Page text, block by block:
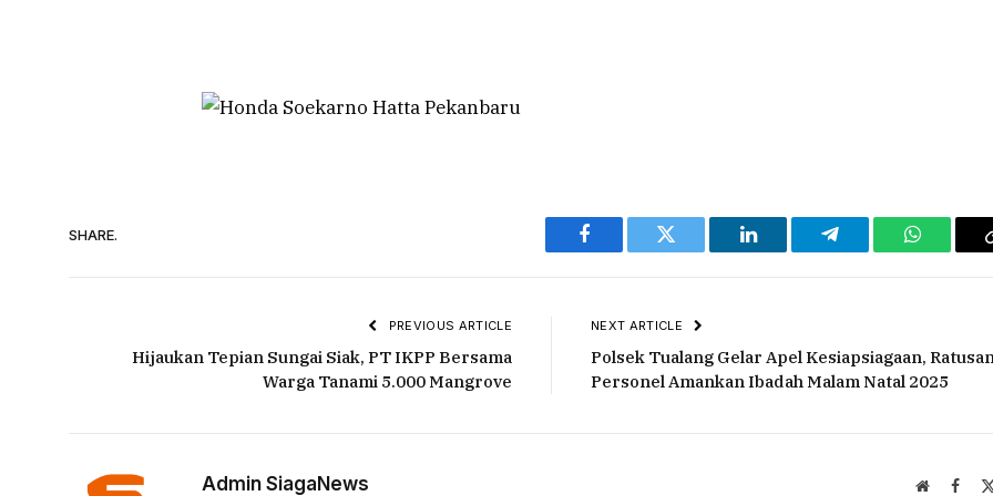
SHARE.
Facebook Twitter LinkedIn Telegram
PREVIOUS ARTICLE
Hijaukan Tepian Sungai Siak, PT IKPP Bersama
Warga Tanami 5.000 Mangrove
NEXT ARTICLE
Polsek Tualang Gelar Apel Kesiapsiagaan,
Personel Amankan Ibadah Malam Natal 2025
Admin SiagaNews Website